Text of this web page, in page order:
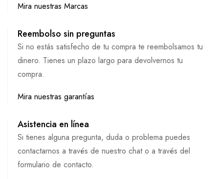
Mira nuestras Marcas
Reembolso sin preguntas
Si no estás satisfecho de tu compra te reembolsamos tu
dinero. Tienes un plazo largo para devolvernos tu
compra.
Mira nuestras garantías
Asistencia en línea
Si tienes alguna pregunta, duda o problema puedes
contactarnos a través de nuestro chat o a través del
formulario de contacto.